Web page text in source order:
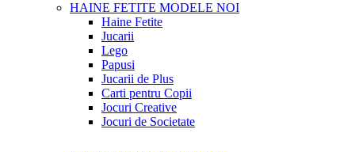
HAINE FETITE MODELE NOI
Haine Fetite
Jucarii
Lego
Papusi
Jucarii de Plus
Carti pentru Copii
Jocuri Creative
Jocuri de Societate